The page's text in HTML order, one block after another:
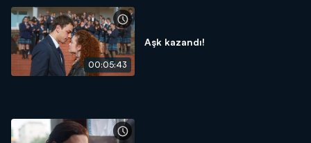
00:05:43
Aşk kazandı!